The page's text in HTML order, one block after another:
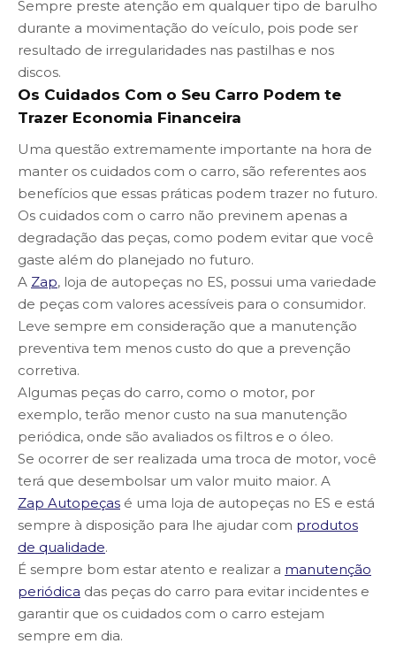
Sempre preste atenção em qualquer tipo de barulho
durante a movimentação do veículo, pois pode ser
resultado de irregularidades nas pastilhas e nos
discos.
Os Cuidados Com o Seu Carro Podem te
Trazer Economia Financeira
Uma questão extremamente importante na hora de
manter os cuidados com o carro, são referentes aos
benefícios que essas práticas podem trazer no futuro.
Os cuidados com o carro não previnem apenas a
degradação das peças, como podem evitar que você
gaste além do planejado no futuro.
A Zap, loja de autopeças no ES, possui uma variedade
de peças com valores acessíveis para o consumidor.
Leve sempre em consideração que a manutenção
preventiva tem menos custo do que a prevenção
corretiva.
Algumas peças do carro, como o motor, por
exemplo, terão menor custo na sua manutenção
periódica, onde são avaliados os filtros e o óleo.
Se ocorrer de ser realizada uma troca de motor, você
terá que desembolsar um valor muito maior. A
Zap Autopeças é uma loja de autopeças no ES e está
sempre à disposição para lhe ajudar com produtos
de qualidade.
É sempre bom estar atento e realizar a manutenção
periódica das peças do carro para evitar incidentes e
garantir que os cuidados com o carro estejam
sempre em dia.